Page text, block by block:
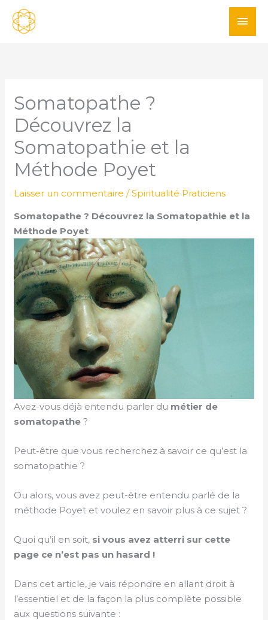
Aller
contenu
Somatopathe ?
Découvrez la
Somatopathie et la
Méthode Poyet
Laisser un commentaire /Spiritualité Praticiens
Somatopathe ? Découvrez la Somatopathie et la
Méthode Poyet
Avez-vous déjà entendu parler du métier de
somatopathe ?
Peut-être que vous recherchez à savoir ce qu’est la
somatopathie ?
Ou alors, vous avez peut-être entendu parlé de la
méthode Poyet et voulez en savoir plus à ce sujet ?
Quoi qu’il en soit, si vous avez atterri sur cette
page ce n’est pas un hasard !
Dans cet article, je vais répondre en allant droit à
l’essentiel et de la façon la plus complète possible
aux questions suivante :